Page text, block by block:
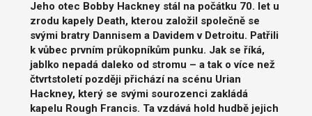
Jeho otec Bobby Hackney stál na počátku 70. let u
zrodu kapely Death, kterou založil společně se
svými bratry Dannisem a Davidem v Detroitu. Patřili
k vůbec prvním průkopníkům punku. Jak se říká,
jablko nepadá daleko od stromu – a tak o více než
čtvrtstoletí později přichází na scénu Urian
Hackney, který se svými sourozenci zakládá
kapelu Rough Francis. Ta vzdává hold hudbě jejich